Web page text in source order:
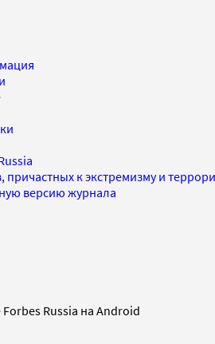
причастных к экстремизму и
версию журнала
Russia на Android